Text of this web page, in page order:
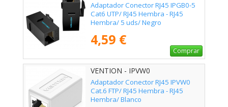
Adaptador Conector RJ45 IPGB0-5
Cat6 UTP/ RJ45 Hembra - RJ45
Hembra/ 5 uds/ Negro
4,59 €
Comprar
VENTION - IPVW0
Adaptador Conector RJ45 IPVW0
Cat.6 FTP/ RJ45 Hembra - RJ45
Hembra/ Blanco